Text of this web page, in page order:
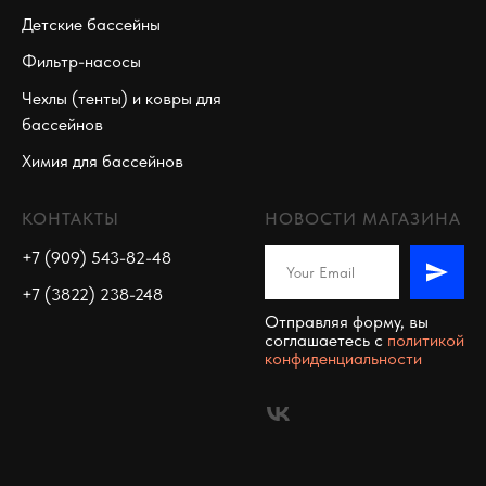
Детские бассейны
Фильтр-насосы
Чехлы (тенты) и ковры для
бассейнов
Химия для бассейнов
КОНТАКТЫ
+7 (909) 543-82-48
+7 (3822) 238-248
НОВОСТИ МАГАЗИНА
Отправляя форму, вы
соглашаетесь c политикой
конфиденциальности